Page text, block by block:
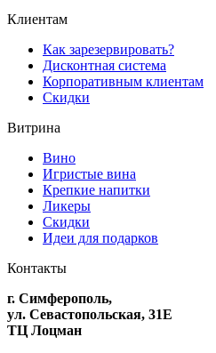
Клиентам
Как зарезервировать?
Дисконтная система
Корпоративным клиентам
Скидки
Витрина
Вино
Игристые вина
Крепкие напитки
Ликеры
Скидки
Идеи для подарков
Контакты
г. Симферополь,
ул. Севастопольская, 31Е
ТЦ Лоцман